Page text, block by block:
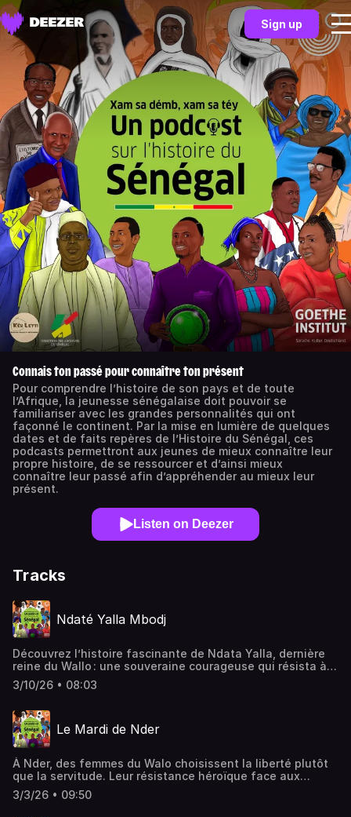
Sign up
Connais ton passé pour connaître ton présent
Pour comprendre l’histoire de son pays et de toute
l’Afrique, la jeunesse sénégalaise doit pouvoir se
familiariser avec les grandes personnalités qui ont
façonné le continent. Par la mise en lumière de quelques
dates et de faits repères de l’Histoire du Sénégal, ces
podcasts permettront aux jeunes de mieux connaître leur
propre histoire, de se ressourcer et d’ainsi mieux
connaître leur passé afin d’appréhender au mieux leur
présent.
Listen on Deezer
Tracks
Ndaté Yalla Mbodj
Découvrez l’histoire fascinante de Ndata Yalla, dernière
reine du Wallo : une souveraine courageuse qui résista à
la colonisation française et marqua son époque par sa
force et son éclat.
3/10/26 • 08:03
Le Mardi de Nder
À Nder, des femmes du Walo choisissent la liberté plutôt
que la servitude. Leur résistance héroïque face aux
envahisseurs marque l’histoire du Sénégal. Une page
tragique, mais porteuse d’une force qui traverse les
3/3/26 • 09:50